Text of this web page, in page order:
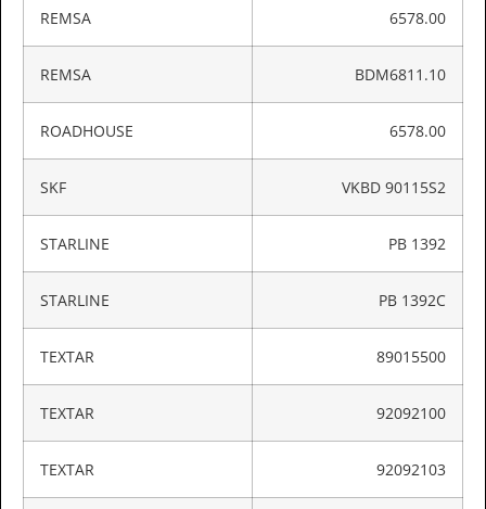
REMSA 6578.00
REMSA BDM6811.10
ROADHOUSE 6578.00
SKF VKBD 90115S2
STARLINE PB 1392
STARLINE PB 1392C
TEXTAR 89015500
TEXTAR 92092100
TEXTAR 92092103